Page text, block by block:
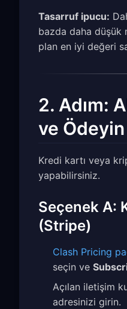
Tasarruf ipucu:
bazda daha düşük
plan en iyi değeri
2. Adım:
ve Ödeyin
Kredi kartı veya
yapabilirsiniz.
Seçenek A:
(Stripe)
Clash Pricing
seçin ve
Açılan iletişim
adresinizi girin.